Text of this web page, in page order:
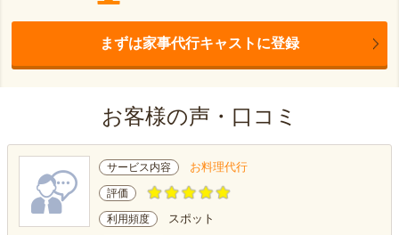
まずは家事代行キャストに登録
お客様の声・口コミ
サービス内容 お料理代行
評価
利用頻度 スポット